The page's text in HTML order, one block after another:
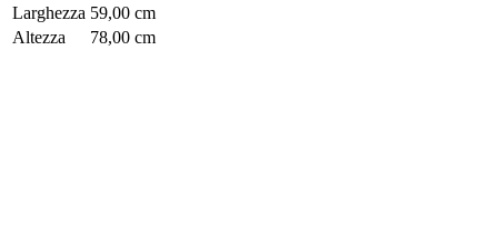
Larghezza 59,00 cm
Altezza
78,00 cm